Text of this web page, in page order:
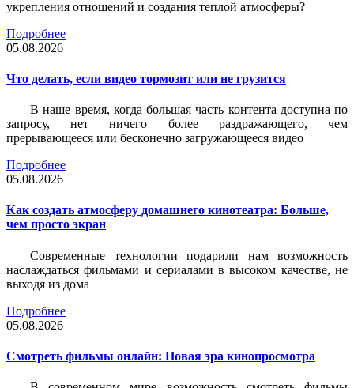
укрепления отношений и создания теплой атмосферы?
Подробнее
05.08.2026
Что делать, если видео тормозит или не грузится
В наше время, когда большая часть контента доступна по
запросу, нет ничего более раздражающего, чем
прерывающееся или бесконечно загружающееся видео
Подробнее
05.08.2026
Как создать атмосферу домашнего кинотеатра: Больше,
чем просто экран
Современные технологии подарили нам возможность
наслаждаться фильмами и сериалами в высоком качестве, не
выходя из дома
Подробнее
05.08.2026
Смотреть фильмы онлайн: Новая эра кинопросмотра